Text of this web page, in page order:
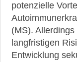
potenzielle
(MS).
langfristigen
Entwicklung